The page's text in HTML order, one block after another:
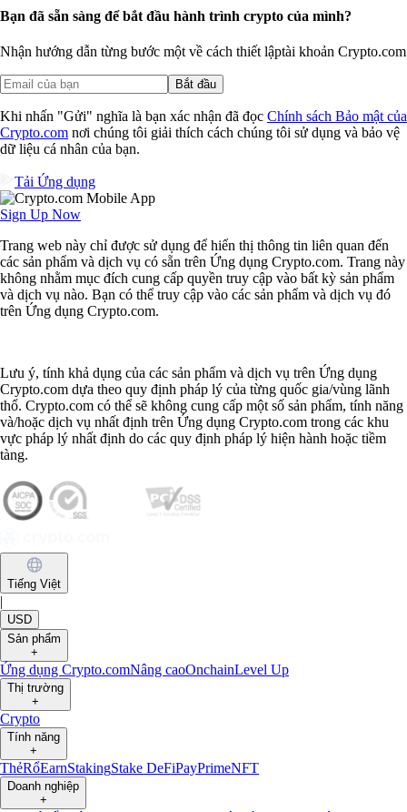
Bạn đã sẵn sàng để bắt đầu hành trình crypto của mình?
Nhận hướng dẫn từng bước một về cách thiết lậptài khoản Crypto.com
Bắt đầu
Khi nhấn "Gửi" nghĩa là bạn xác nhận đã đọc Chính sách Bảo mật của
Crypto.com nơi chúng tôi giải thích cách chúng tôi sử dụng và bảo vệ
dữ liệu cá nhân của bạn.
Tải Ứng dụng
Sign Up Now
Trang web này chỉ được sử dụng để hiển thị thông tin liên quan đến
các sản phẩm và dịch vụ có sẵn trên Ứng dụng Crypto.com. Trang này
không nhằm mục đích cung cấp quyền truy cập vào bất kỳ sản phẩm
và dịch vụ nào. Bạn có thể truy cập vào các sản phẩm và dịch vụ đó
trên Ứng dụng Crypto.com.
Lưu ý, tính khả dụng của các sản phẩm và dịch vụ trên Ứng dụng
Crypto.com dựa theo quy định pháp lý của từng quốc gia/vùng lãnh
thổ. Crypto.com có thể sẽ không cung cấp một số sản phẩm, tính năng
và/hoặc dịch vụ nhất định trên Ứng dụng Crypto.com trong các khu
vực pháp lý nhất định do các quy định pháp lý hiện hành hoặc tiềm
tàng.
Tiếng Việt
|
USD
Sản phẩm
+
Ứng dụng Crypto.comNâng caoOnchainLevel Up
Thị trường
+
Crypto
Tính năng
+
ThẻRổEarnStakingStake DeFiPayPrimeNFT
Doanh nghiệp
+